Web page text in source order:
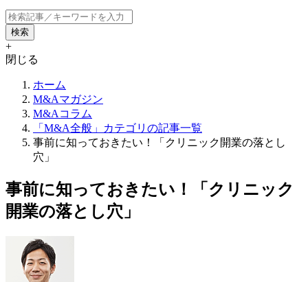
+
閉じる
ホーム
M&Aマガジン
M&Aコラム
「M&A全般」カテゴリの記事一覧
事前に知っておきたい！「クリニック開業の落とし
穴」
事前に知っておきたい！「クリニック
開業の落とし穴」